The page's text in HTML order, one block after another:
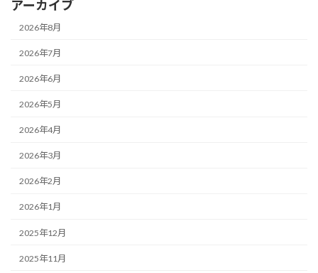
アーカイブ
2026年8月
2026年7月
2026年6月
2026年5月
2026年4月
2026年3月
2026年2月
2026年1月
2025年12月
2025年11月